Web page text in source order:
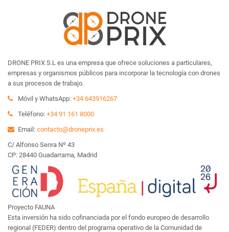
DRONE PRIX S.L es una empresa que ofrece soluciones a particulares,
empresas y organismos públicos para incorporar la tecnología con drones
a sus procesos de trabajo.
Móvil y WhatsApp: +34 643916267
Teléfono: +34 91 161 8000
Email: contacto@droneprix.es
C/ Alfonso Senra Nº 43
CP: 28440 Guadarrama, Madrid
Proyecto FAUNA
Esta inversión ha sido cofinanciada por el fondo europeo de desarrollo
regional (FEDER) dentro del programa operativo de la Comunidad de